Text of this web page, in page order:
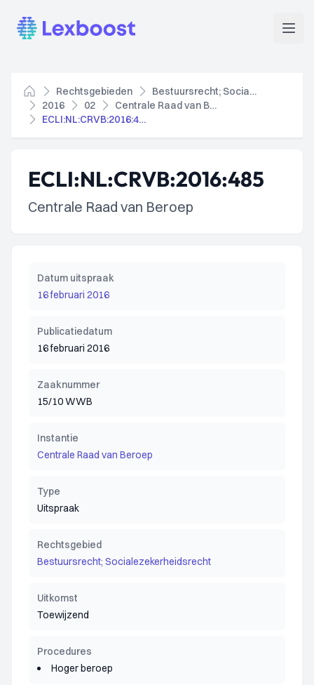
Lexboost
Home
Rechtsgebieden
Bestuursrecht; Socialezekerheidsrecht
2016
02
Centrale Raad van Beroep
ECLI:NL:CRVB:2016:485
ECLI:NL:CRVB:2016:485
Centrale Raad van Beroep
Datum uitspraak
16 februari 2016
Publicatiedatum
16 februari 2016
Zaaknummer
15/10 WWB
Instantie
Centrale Raad van Beroep
Type
Uitspraak
Rechtsgebied
Bestuursrecht; Socialezekerheidsrecht
Uitkomst
Toewijzend
Procedures
Hoger beroep